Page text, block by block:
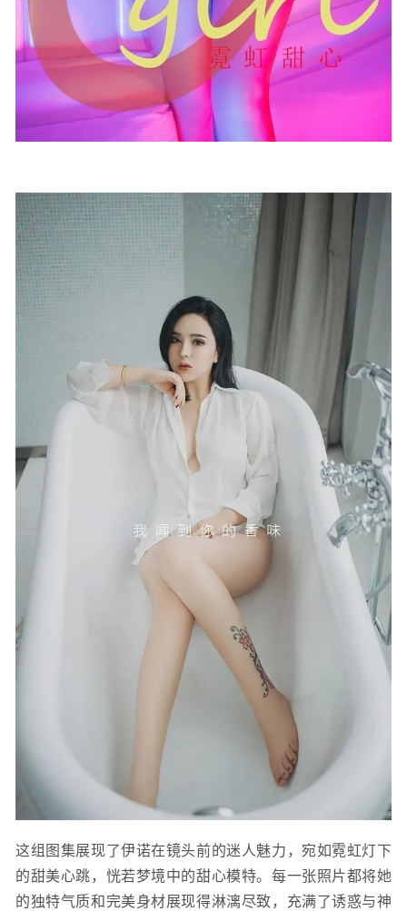
这组图集展现了伊诺在镜头前的迷人魅力，宛如霓虹灯下
的甜美心跳，恍若梦境中的甜心模特。每一张照片都将她
的独特气质和完美身材展现得淋漓尽致，充满了诱惑与神